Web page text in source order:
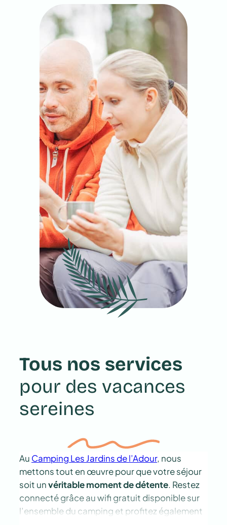
Tous nos services
pour des vacances
sereines
Au Camping Les Jardins de l’Adour, nous
mettons tout en œuvre pour que votre séjour
soit unvéritable moment de détente. Restez
connecté grâce au wifi gratuit disponible sur
l’ensemble du camping et profitez également